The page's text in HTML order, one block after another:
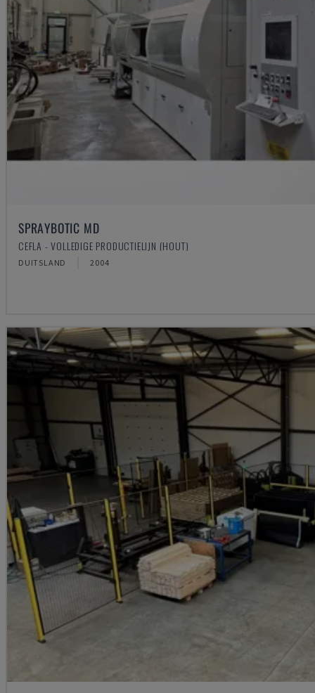
SPRAYBOTIC MD
CEFLA - VOLLEDIGE PRODUCTIELIJN (HOUT)
DUITSLAND 2004